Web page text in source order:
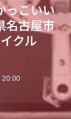
っこいい
名古屋市
クル
20:00